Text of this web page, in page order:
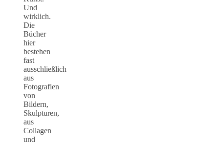
Und
wirklich.
Die
Bücher
hier
bestehen
fast
ausschließlich
aus
Fotografien
von
Bildern,
Skulpturen,
aus
Collagen
und